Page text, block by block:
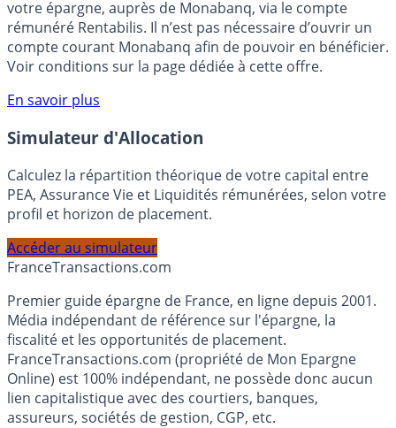
Bénéficiez de cette offre de placement sans risque pour
votre épargne, auprès de Monabanq, via le compte
rémunéré Rentabilis. Il n’est pas nécessaire d’ouvrir un
Voir conditions sur la page dédiée à cette offre.
En savoir plus
Simulateur d'Allocation
Calculez la répartition théorique de votre capital entre
profil et horizon de placement.
FranceTransactions.com
Premier guide épargne de France, en ligne depuis 2001.
Média indépendant de référence sur l'épargne, la
fiscalité et les opportunités de placement.
FranceTransactions.com (propriété de Mon Epargne
Online) est 100% indépendant, ne possède donc aucun